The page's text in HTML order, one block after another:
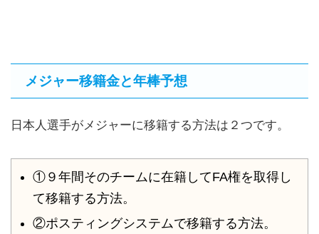
メジャー移籍金と年棒予想
日本人選手がメジャーに移籍する方法は２つです。
①９年間そのチームに在籍してFA権を取得し
て移籍する方法。
②ポスティングシステムで移籍する方法。